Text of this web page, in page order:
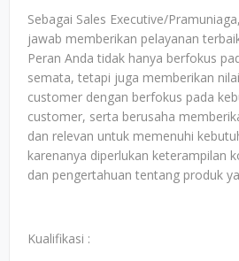
Sebagai Sales Executive/
jawab memberikan pelayanan
Peran Anda tidak hanya berfokus
semata, tetapi juga memberikan
customer dengan berfokus pada
customer, serta berusaha
dan relevan untuk memenuhi
karenanya diperlukan keterampilan
dan pengertahuan tentang produk
Kualifikasi :